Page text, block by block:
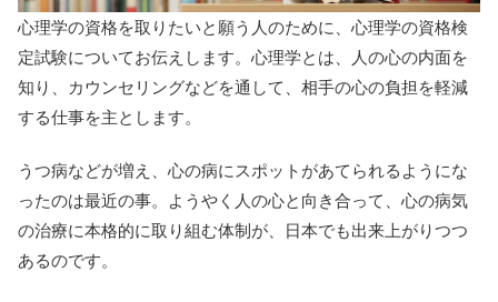
心理学の資格を取りたいと願う人のために、心理学の資格検
定試験についてお伝えします。心理学とは、人の心の内面を
知り、カウンセリングなどを通して、相手の心の負担を軽減
する仕事を主とします。
うつ病などが増え、心の病にスポットがあてられるようにな
ったのは最近の事。ようやく人の心と向き合って、心の病気
の治療に本格的に取り組む体制が、日本でも出来上がりつつ
あるのです。